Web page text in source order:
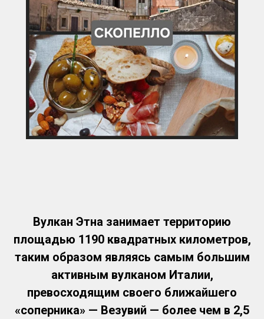
Вулкан Этна занимает территорию
площадью 1190 квадратных километров,
таким образом являясь самым большим
активным вулканом Италии,
превосходящим своего ближайшего
«соперника» — Везувий — более чем в 2,5